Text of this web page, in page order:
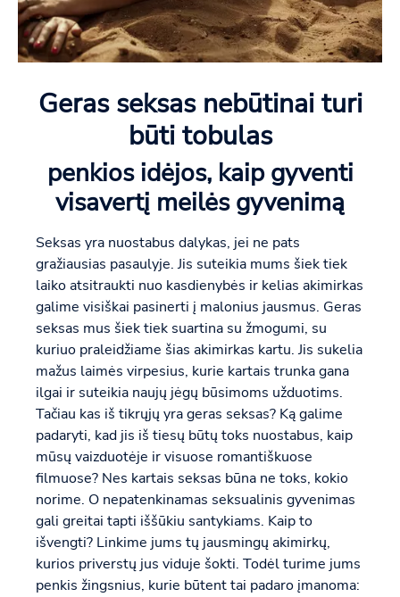
Geras seksas nebūtinai turi
būti tobulas
penkios idėjos, kaip gyventi
visavertį meilės gyvenimą
Seksas yra nuostabus dalykas, jei ne pats
gražiausias pasaulyje. Jis suteikia mums šiek tiek
laiko atsitraukti nuo kasdienybės ir kelias akimirkas
galime visiškai pasinerti į malonius jausmus. Geras
seksas mus šiek tiek suartina su žmogumi, su
kuriuo praleidžiame šias akimirkas kartu. Jis sukelia
mažus laimės virpesius, kurie kartais trunka gana
ilgai ir suteikia naujų jėgų būsimoms užduotims.
Tačiau kas iš tikrųjų yra geras seksas? Ką galime
padaryti, kad jis iš tiesų būtų toks nuostabus, kaip
mūsų vaizduotėje ir visuose romantiškuose
filmuose? Nes kartais seksas būna ne toks, kokio
norime. O nepatenkinamas seksualinis gyvenimas
gali greitai tapti iššūkiu santykiams. Kaip to
išvengti? Linkime jums tų jausmingų akimirkų,
kurios priverstų jus viduje šokti. Todėl turime jums
penkis žingsnius, kurie būtent tai padaro įmanoma: